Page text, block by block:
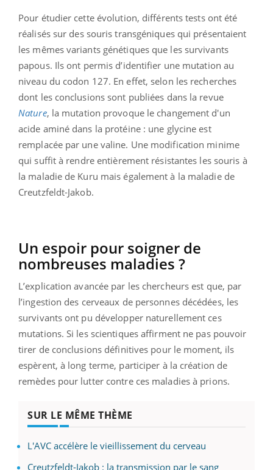
Pour étudier cette évolution, différents tests ont été
réalisés sur des souris transgéniques qui présentaient
les mêmes variants génétiques que les survivants
papous. Ils ont permis d’identifier une mutation au
niveau du codon 127. En effet, selon les recherches
dont les conclusions sont publiées dans la revue
Nature, la mutation provoque le changement d'un
acide aminé dans la protéine : une glycine est
remplacée par une valine. Une modification minime
qui suffit à rendre entièrement résistantes les souris à
la maladie de Kuru mais également à la maladie de
Creutzfeldt-Jakob.
Un espoir pour soigner de
nombreuses maladies ?
L’explication avancée par les chercheurs est que, par
l’ingestion des cerveaux de personnes décédées, les
survivants ont pu développer naturellement ces
mutations. Si les scientiques affirment ne pas pouvoir
tirer de conclusions définitives pour le moment, ils
espèrent, à long terme, participer à la création de
remèdes pour lutter contre ces maladies à prions.
SUR LE MÊME THÈME
L'AVC accélère le vieillissement du cerveau
Creutzfeldt-Jakob : la transmission par le sang